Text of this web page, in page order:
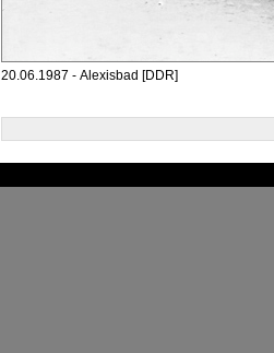
20.06.1987 - Alexisbad [DDR]